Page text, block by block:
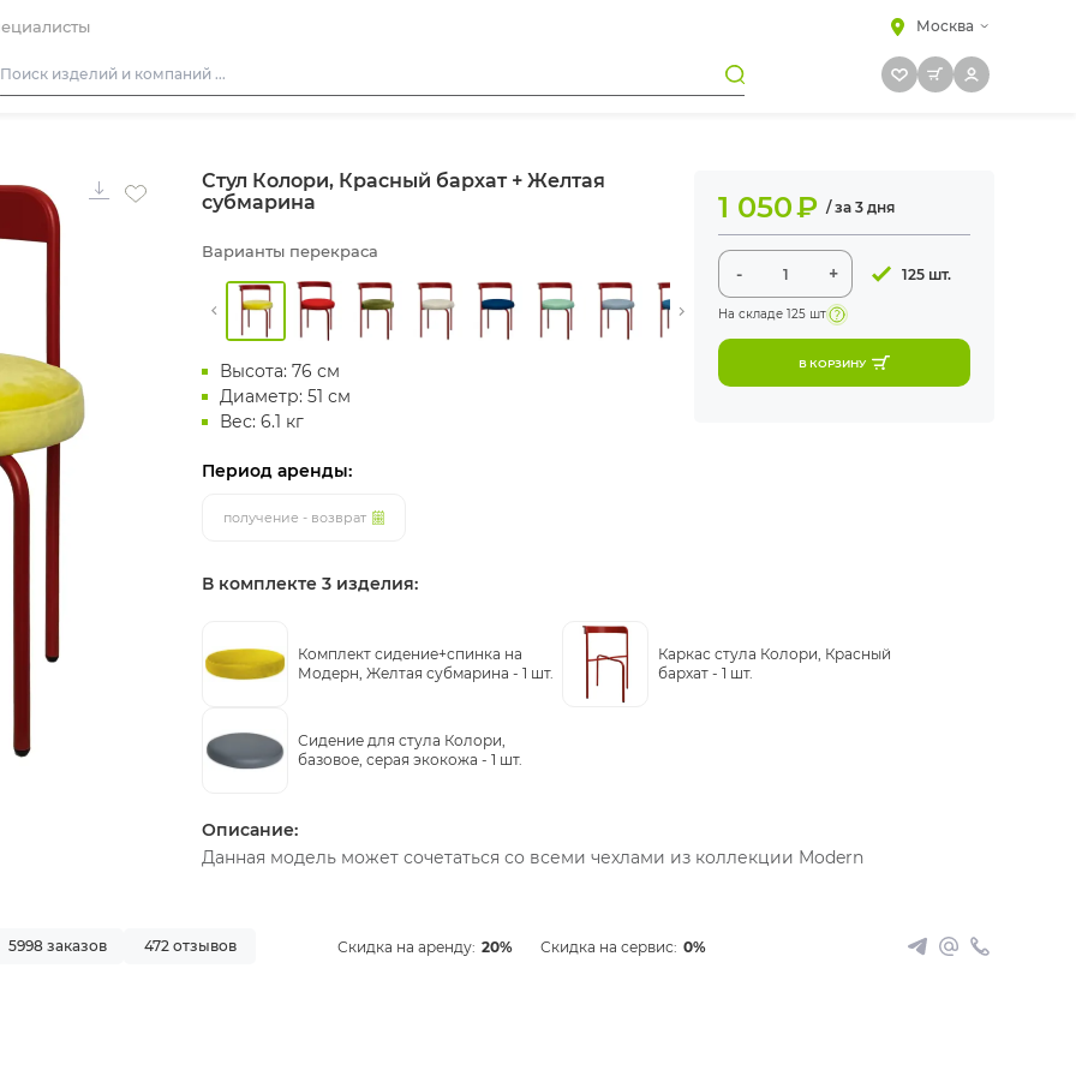
Москва
Стулья
Подушки для стульев
Скамейки
Фуршетная мебель
Барная мебель
Стул Колори, Красный бархат + Желтая
субмарина
Варианты перекраса
Высота: 76 см
Диаметр: 51 см
Вес: 6.1 кг
Период аренды:
получение - возврат
1 050₽ / за 3 дня
- + 125 шт.
На складе 125 шт
В КОРЗИНУ
В комплекте 3 изделия:
Комплект сидение+спинка на
Модерн, Желтая субмарина - 1 шт.
Каркас стула Колори, Красный
бархат - 1 шт.
Сидение для стула Колори,
базовое, серая экокожа - 1 шт.
Описание:
Данная модель может сочетаться со всеми чехлами из коллекции Modern
5998 заказов 472 отзывов Скидка на аренду: 20% Скидка на сервис: 0%